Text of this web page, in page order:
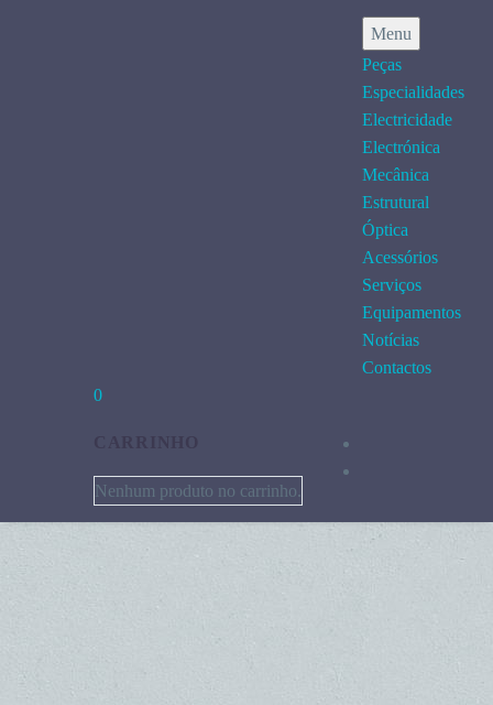
Menu
Peças
Especialidades
Electricidade
Electrónica
Mecânica
Estrutural
Óptica
Acessórios
Serviços
Equipamentos
Notícias
Contactos
0
Nenhum produto no carrinho.